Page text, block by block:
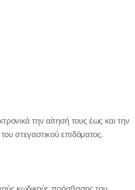
την αίτησή τους έως και την
στεγαστικού επιδόματος.